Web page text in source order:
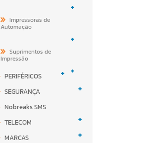
+
Impressoras de
Automação
+
Suprimentos de
Impressão
+
PERIFÉRICOS +
SEGURANÇA +
Nobreaks SMS
TELECOM
+
MARCAS +